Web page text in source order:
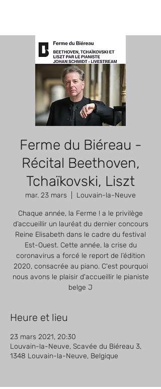
Ferme du Biéreau -
Récital Beethoven,
Tchaïkovski, Liszt
mar. 23 mars Louvain-la-Neuve
Chaque année, la Ferme ! a le privilège
d’accueillir un lauréat du dernier concours
Reine Elisabeth dans le cadre du festival
Est-Ouest. Cette année, la crise du
coronavirus a forcé le report de l’édition
2020, consacrée au piano. C'est pourquoi
nous avons le plaisir d'accueillir le pianiste
belge J
Heure et lieu
23 mars 2021, 20:30
Louvain-la-Neuve, Scavée du Biéreau 3,
1348 Louvain-la-Neuve, Belgique